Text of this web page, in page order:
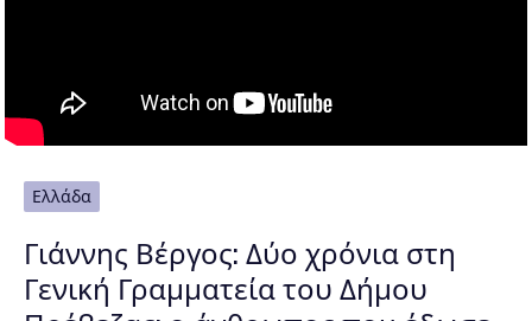
Ελλάδα
Γιάννης Βέργος: Δύο χρόνια στη
Γενική Γραμματεία του Δήμου